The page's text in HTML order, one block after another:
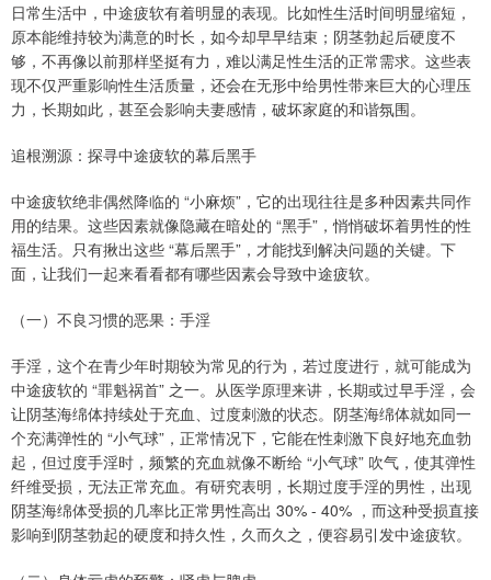
日常生活中，中途疲软有着明显的表现。比如性生活时间明显缩短，
原本能维持较为满意的时长，如今却早早结束；阴茎勃起后硬度不
够，不再像以前那样坚挺有力，难以满足性生活的正常需求。这些表
现不仅严重影响性生活质量，还会在无形中给男性带来巨大的心理压
力，长期如此，甚至会影响夫妻感情，破坏家庭的和谐氛围。
追根溯源：探寻中途疲软的幕后黑手
中途疲软绝非偶然降临的 “小麻烦”，它的出现往往是多种因素共同作
用的结果。这些因素就像隐藏在暗处的 “黑手”，悄悄破坏着男性的性
福生活。只有揪出这些 “幕后黑手”，才能找到解决问题的关键。下
面，让我们一起来看看都有哪些因素会导致中途疲软。
（一）不良习惯的恶果：手淫
手淫，这个在青少年时期较为常见的行为，若过度进行，就可能成为
中途疲软的 “罪魁祸首” 之一。从医学原理来讲，长期或过早手淫，会
让阴茎海绵体持续处于充血、过度刺激的状态。阴茎海绵体就如同一
个充满弹性的 “小气球”，正常情况下，它能在性刺激下良好地充血勃
起，但过度手淫时，频繁的充血就像不断给 “小气球” 吹气，使其弹性
纤维受损，无法正常充血。有研究表明，长期过度手淫的男性，出现
阴茎海绵体受损的几率比正常男性高出 30% - 40% ，而这种受损直接
影响到阴茎勃起的硬度和持久性，久而久之，便容易引发中途疲软。